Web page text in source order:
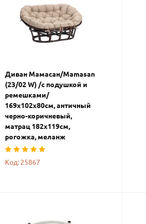
Диван Мамасан/Mamasan
(23/02 W) /с подушкой и
ремешками/
169х102х80см, античный
черно-коричневый,
матрац 182х119см,
рогожка, меланж
Код: 25867